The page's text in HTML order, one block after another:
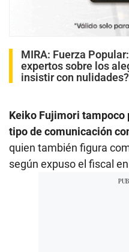
MIRA: Fuerza
expertos sobre los
insistir con nulidades?
Keiko Fujimori tampoco
tipo de comunicación
quien también figura
según expuso el fiscal